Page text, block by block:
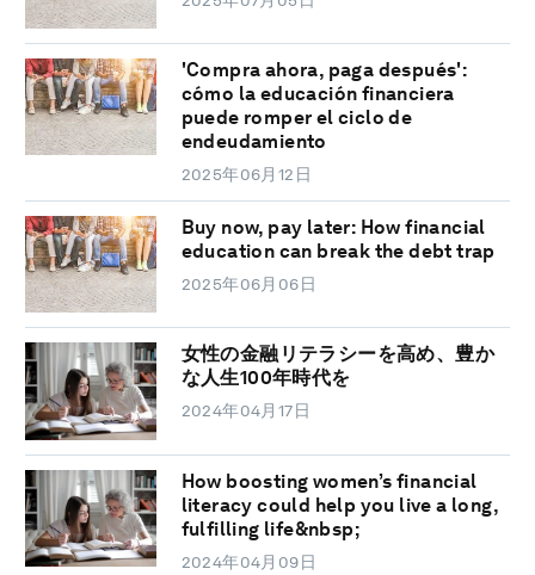
'Compra ahora, paga después':
cómo la educación financiera
puede romper el ciclo de
endeudamiento
2025年06月12日
Buy now, pay later: How financial
education can break the debt trap
2025年06月06日
女性の金融リテラシーを高め、豊か
な人生100年時代を
2024年04月17日
How boosting women’s financial
literacy could help you live a long,
fulfilling life&nbsp;
2024年04月09日